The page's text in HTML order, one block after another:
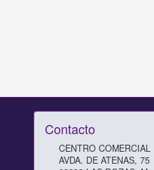
Contacto
CENTRO
AVDA. DE ATENAS, 75